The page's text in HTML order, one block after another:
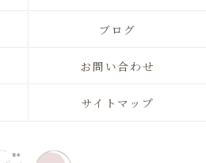
ブログ
お問い合わせ
サイトマップ